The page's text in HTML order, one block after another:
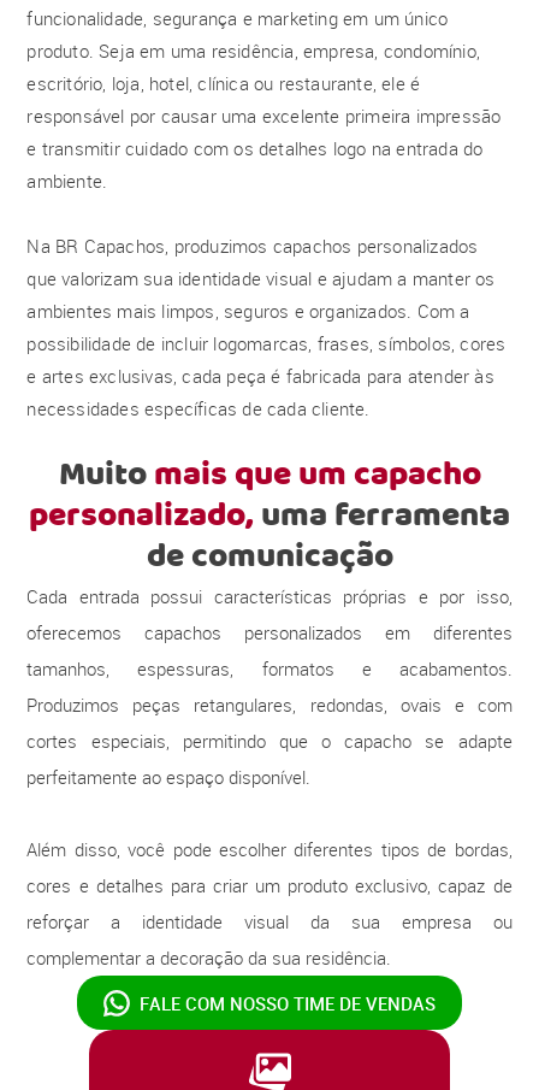
funcionalidade, segurança e marketing em um único
produto. Seja em uma residência, empresa, condomínio,
escritório, loja, hotel, clínica ou restaurante, ele é
responsável por causar uma excelente primeira impressão
e transmitir cuidado com os detalhes logo na entrada do
ambiente.
Na BR Capachos, produzimos capachos personalizados
que valorizam sua identidade visual e ajudam a manter os
ambientes mais limpos, seguros e organizados. Com a
possibilidade de incluir logomarcas, frases, símbolos, cores
e artes exclusivas, cada peça é fabricada para atender às
necessidades específicas de cada cliente.
Muitomais que um capacho
personalizado,uma ferramenta
de comunicação
Cada entrada possui características próprias e por isso,
oferecemos capachos personalizados em diferentes
tamanhos, espessuras, formatos e acabamentos.
Produzimos peças retangulares, redondas, ovais e com
cortes especiais, permitindo que o capacho se adapte
perfeitamente ao espaço disponível.
Além disso, você pode escolher diferentes tipos de bordas,
cores e detalhes para criar um produto exclusivo, capaz de
reforçar a identidade visual da sua empresa ou
complementar a decoração da sua residência.
FALE COM NOSSO TIME DE VENDAS